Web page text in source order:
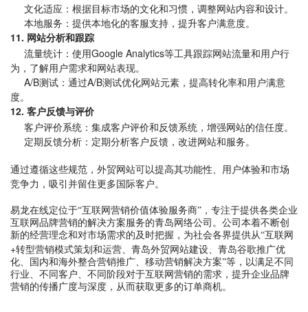
文化适应：根据目标市场的文化和习惯，调整网站内容和设计。
本地服务：提供本地化的客服支持，提升客户满意度。
11. 网站分析和跟踪
流量统计：使用Google Analytics等工具跟踪网站流量和用户行
为，了解用户需求和网站表现。
A/B测试：通过A/B测试优化网站元素，提高转化率和用户满意
度。
12. 客户反馈与评价
客户评价系统：集成客户评价和反馈系统，增强网站的信任度。
定期反馈分析：定期分析客户反馈，改进网站和服务。
通过遵循这些规范，外贸网站可以提高其功能性、用户体验和市场
竞争力，吸引并留住更多国际客户。
易龙在线定位于“互联网营销价值体验服务商”，专注于提供各类企业
互联网品牌营销的解决方案服务的青岛网络公司 。公司本着不断创
新的经营理念和对市场需求的及时把握，为社会各界提供从“互联网
+转型营销模式策划和运营、 青岛外贸网站建设
青岛谷歌推广优
化 、国内和海外整合营销推广、移动营销解决方案”等，以满足不同
行业、不同客户、不同阶段对于互联网营销的需求，提升企业品牌
营销的传播广度与深度，从而获取更多的订单商机。